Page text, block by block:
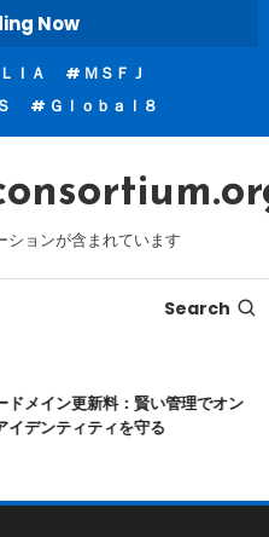
Now
ＩＡ
ＭＳＦＪ
Ｇｌｏｂａｌ８
ションが含まれています
Search
メイン更新料：賢い管理でオン
デンティティを守る